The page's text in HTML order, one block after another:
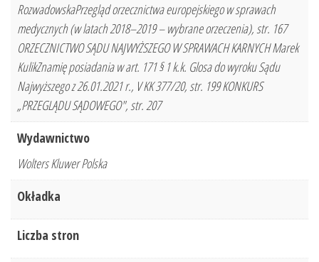
RozwadowskaPrzegląd orzecznictwa europejskiego w sprawach
medycznych (w latach 2018–2019 – wybrane orzeczenia), str. 167
ORZECZNICTWO SĄDU NAJWYŻSZEGO W SPRAWACH KARNYCH Marek
KulikZnamię posiadania w art. 171 § 1 k.k. Glosa do wyroku Sądu
Najwyższego z 26.01.2021 r., V KK 377/20, str. 199 KONKURS
„PRZEGLĄDU SĄDOWEGO", str. 207
Wydawnictwo
Wolters Kluwer Polska
Okładka
Liczba stron